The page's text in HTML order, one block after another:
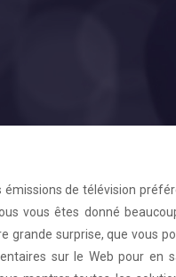
de télévision
vous êtes donné
grande surprise, que vous
sur le Web pour en